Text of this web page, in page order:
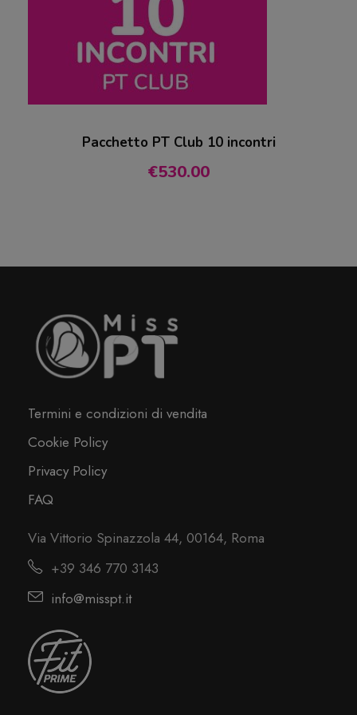
Pacchetto PT Club 10 incontri
€530.00
Termini e condizioni di vendita
Cookie Policy
Privacy Policy
FAQ
Via Vittorio Spinazzola 44, 00164, Roma
+39 346 770 3143
info@misspt.it